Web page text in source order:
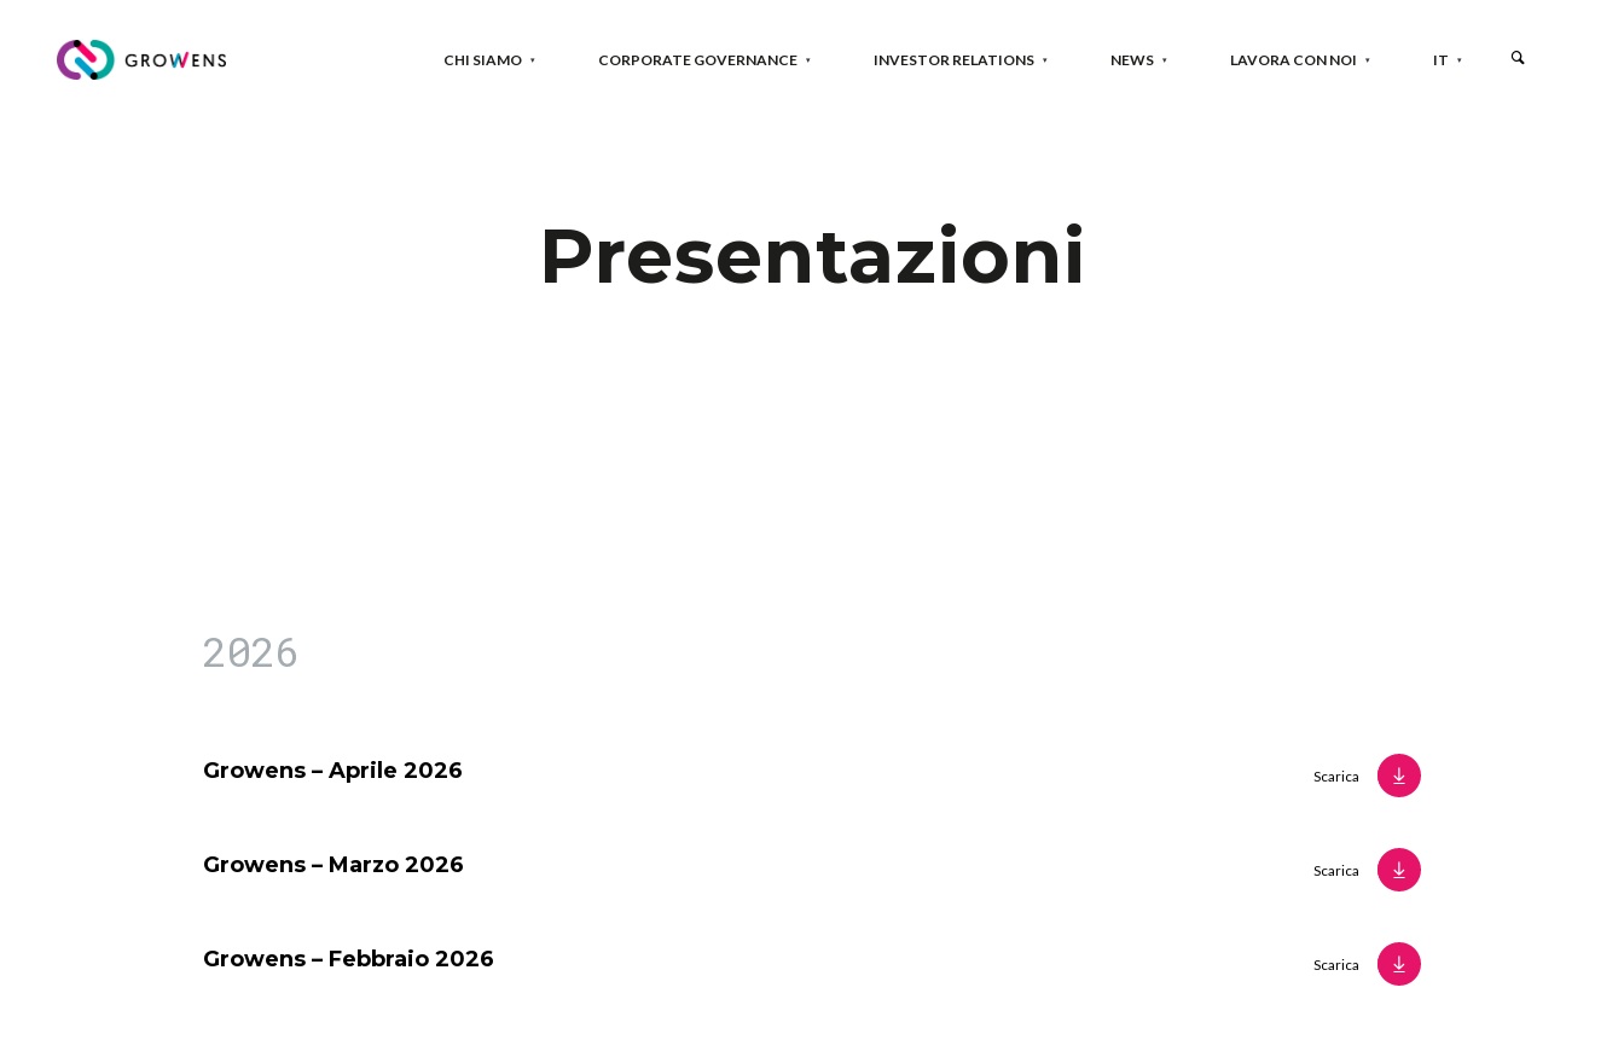
CHI SIAMO CORPORATE GOVERNANCE INVESTOR RELATIONS NEWS LAVORA CON NOI IT
Presentazioni
2026
Growens – Aprile 2026 Scarica
Growens – Marzo 2026 Scarica
Growens – Febbraio 2026 Scarica